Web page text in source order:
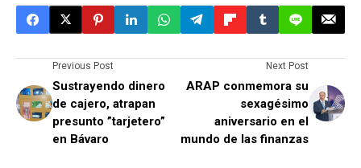
Previous Post
Sustrayendo dinero
de cajero, atrapan
presunto ”tarjetero”
en Bávaro
Next Post
ARAP conmemora su
sexagésimo
aniversario en el
mundo de las finanzas